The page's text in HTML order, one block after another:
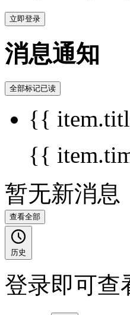
立即登录
消息通知
全部标记已读
{{
{{
暂无新消息
查看全部
历史
登录即可查